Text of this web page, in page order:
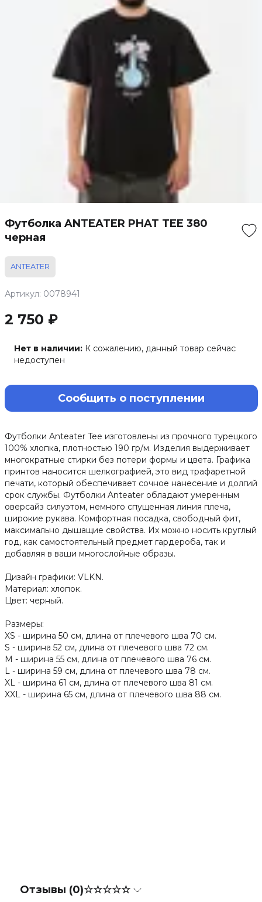
Футболка ANTEATER PHAT TEE 380
черная
ANTEATER
Артикул: 0078941
2 750 ₽
Нет в наличии: К сожалению, данный товар сейчас
недоступен
Сообщить о поступлении
Футболки Anteater Tee изготовлены из прочного турецкого
100% хлопка, плотностью 190 гр/м. Изделия выдерживает
многократные стирки без потери формы и цвета. Графика
принтов наносится шелкографией, это вид трафаретной
печати, который обеспечивает сочное нанесение и долгий
срок службы. Футболки Anteater обладают умеренным
оверсайз силуэтом, немного спущенная линия плеча,
широкие рукава. Комфортная посадка, свободный фит,
максимально дышащие свойства. Их можно носить круглый
год, как самостоятельный предмет гардероба, так и
добавляя в ваши многослойные образы.
Дизайн графики: VLKN.
Материал: хлопок.
Цвет: черный.
Размеры:
XS - ширина 50 см, длина от плечевого шва 70 см.
S - ширина 52 см, длина от плечевого шва 72 см.
M - ширина 55 см, длина от плечевого шва 76 см.
L - ширина 59 см, длина от плечевого шва 78 см.
XL - ширина 61 см, длина от плечевого шва 81 см.
XXL - ширина 65 см, длина от плечевого шва 88 см.
Отзывы (0)☆☆☆☆☆